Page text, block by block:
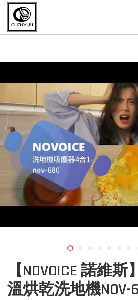
【NOVOICE 諾維
溫烘乾洗地機NOV-